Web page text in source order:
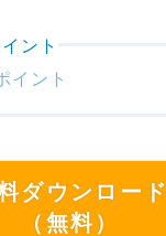
ント
イント
ダウンロード
（無料）